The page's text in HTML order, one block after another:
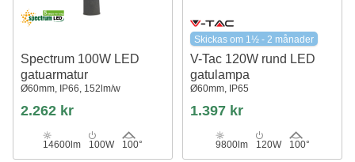
Spectrum 100W LED
gatuarmatur
Ø60mm, IP66, 152lm/w
2.262 kr
14600lm 100W 100°
Skickas om 1½ - 2 månader
V-Tac 120W rund LED
gatulampa
Ø60mm, IP65
1.397 kr
9800lm 120W 100°